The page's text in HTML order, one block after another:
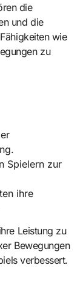
die
und die
wie
zu
Spielern zur
ihre
Leistung zu
Bewegungen
verbessert.